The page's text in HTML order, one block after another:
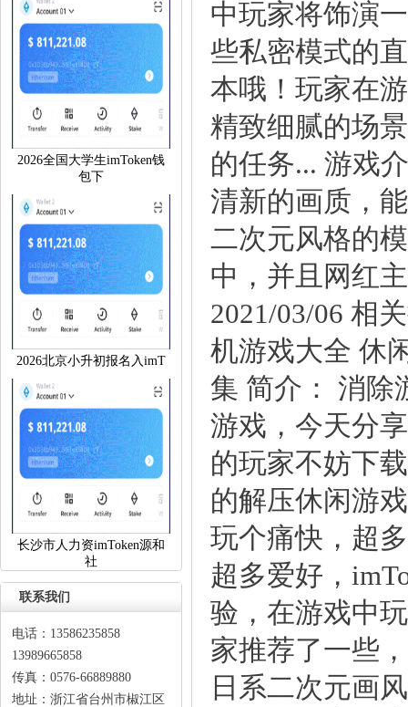
2026全国大学生imToken钱
包下
2026北京小升初报名入imT
长沙市人力资imToken源和
社
联系我们
电话：13586235858
13989665858
传真：0576-66889880
地址：浙江省台州市椒江区
中玩家将饰演
些私密模式的
本哦！玩家在
精致细腻的场
的任务...游戏
清新的画质，
二次元风格的
中，并且网红
2021/03/06相
机游戏大全休
集简介：消除
游戏，今天分
的玩家不妨下
的解压休闲游
玩个痛快，超
超多爱好，
验，在游戏中
家推荐了一些
日系二次元画